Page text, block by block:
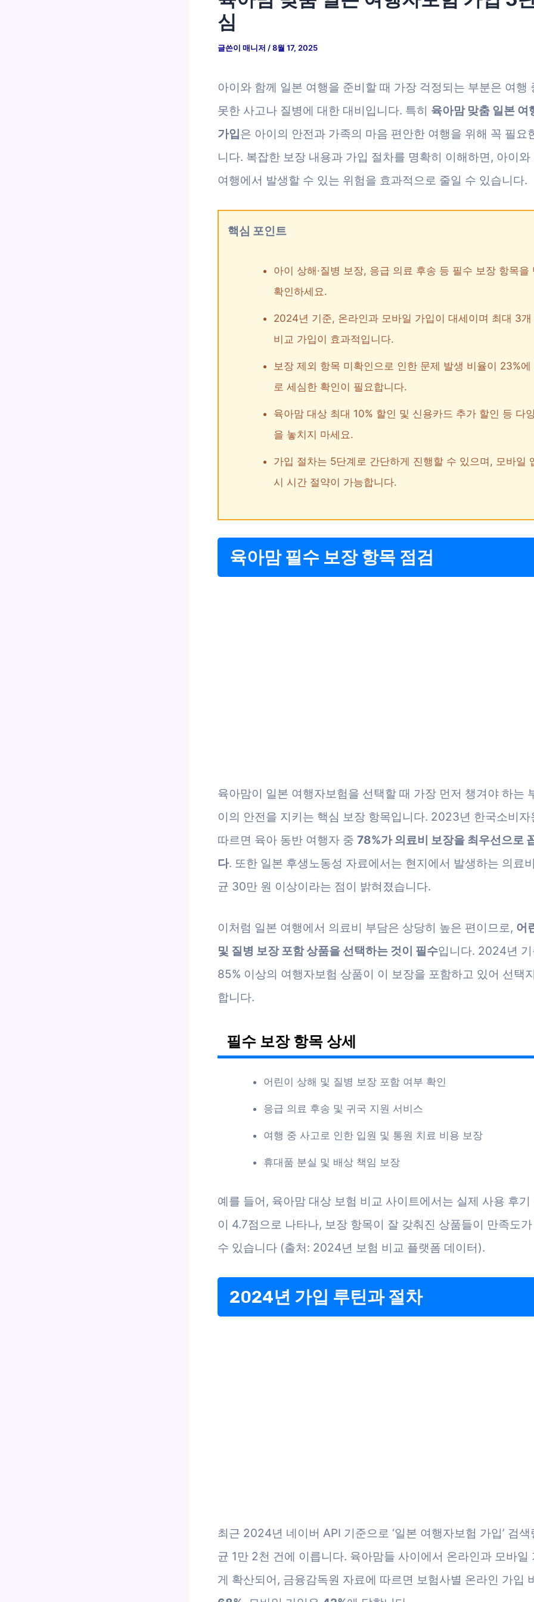
심
글쓴이 매니저 /8월 17, 2025
아이와 함께 일본 여행을 준비할 때 가장 걱정되는 부분은 여행
못한 사고나 질병에 대한 대비입니다. 특히 육아맘 맞춤 일본 여
가입은 아이의 안전과 가족의 마음 편안한 여행을 위해 꼭 필요
니다. 복잡한 보장 내용과 가입 절차를 명확히 이해하면, 아이와
여행에서 발생할 수 있는 위험을 효과적으로 줄일 수 있습니다.
핵심 포인트
아이 상해·질병 보장, 응급 의료 후송 등 필수 보장 항목을
확인하세요.
2024년 기준, 온라인과 모바일 가입이 대세이며 최대 3개
비교 가입이 효과적입니다.
보장 제외 항목 미확인으로 인한 문제 발생 비율이 23%에
로 세심한 확인이 필요합니다.
육아맘 대상 최대 10% 할인 및 신용카드 추가 할인 등 다
을 놓치지 마세요.
가입 절차는 5단계로 간단하게 진행할 수 있으며, 모바일
시 시간 절약이 가능합니다.
육아맘 필수 보장 항목 점검
육아맘이 일본 여행자보험을 선택할 때 가장 먼저 챙겨야 하는
이의 안전을 지키는 핵심 보장 항목입니다. 2023년 한국소비자
따르면 육아 동반 여행자 중 78%가 의료비 보장을 최우선으로
다. 또한 일본 후생노동성 자료에서는 현지에서 발생하는 의료
균 30만 원 이상이라는 점이 밝혀졌습니다.
이처럼 일본 여행에서 의료비 부담은 상당히 높은 편이므로, 어
및 질병 보장 포함 상품을 선택하는 것이 필수입니다. 2024년
85% 이상의 여행자보험 상품이 이 보장을 포함하고 있어 선택
합니다.
필수 보장 항목 상세
어린이 상해 및 질병 보장 포함 여부 확인
응급 의료 후송 및 귀국 지원 서비스
여행 중 사고로 인한 입원 및 통원 치료 비용 보장
휴대품 분실 및 배상 책임 보장
예를 들어, 육아맘 대상 보험 비교 사이트에서는 실제 사용 후기
이 4.7점으로 나타나, 보장 항목이 잘 갖춰진 상품들이 만족도
수 있습니다 (출처: 2024년 보험 비교 플랫폼 데이터).
2024년 가입 루틴과 절차
최근 2024년 네이버 API 기준으로 ‘일본 여행자보험 가입’ 검색
균 1만 2천 건에 이릅니다. 육아맘들 사이에서 온라인과 모바일
게 확산되어, 금융감독원 자료에 따르면 보험사별 온라인 가입